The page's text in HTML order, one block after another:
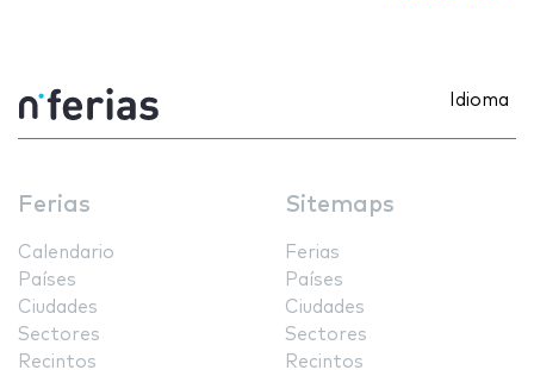
Idioma
Ferias
Calendario
Países
Ciudades
Sectores
Recintos
Sitemaps
Ferias
Países
Ciudades
Sectores
Recintos